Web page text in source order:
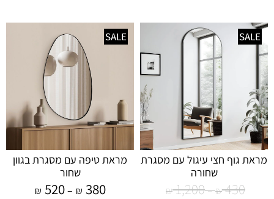
SALE
מראת גוף חצי עיגול עם מסגרת
שחורה
₪430
–
₪1,200
SALE
מראת טיפה עם מסגרת בגוון
שחור
₪ 380
–
₪ 520